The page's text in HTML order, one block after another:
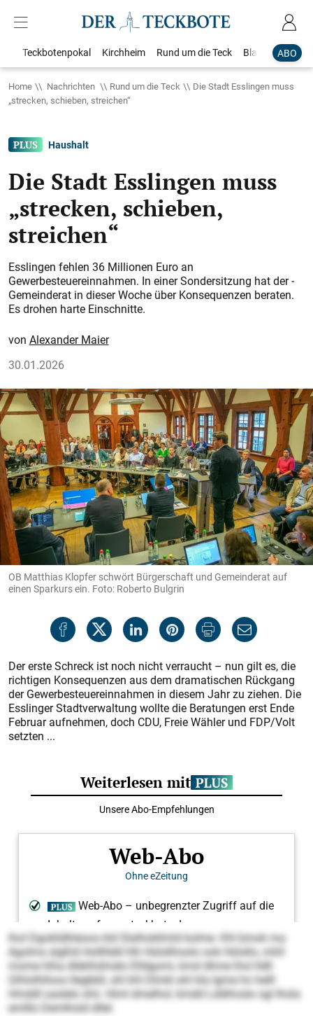
ABO
Teckbotenpokal Kirchheim Rund um die Teck Blaulicht
Home Nachrichten Rund um die Teck
Die Stadt Esslingen muss
„strecken, schieben, streichen“
Haushalt
Die Stadt Esslingen muss
„strecken, schieben,
streichen“
Esslingen fehlen 36 Millionen Euro an
Gewerbesteuereinnahmen. In einer Sondersitzung hat der ­
Gemeinderat in ­dieser Woche über Konsequenzen beraten.
Es drohen harte Einschnitte.
Alexander Maier
30.01.2026
OB Matthias Klopfer schwört Bürgerschaft und Gemeinderat auf
einen Sparkurs ein. Foto: Roberto Bulgrin
Der erste Schreck ist noch nicht verraucht – nun gilt es, die
richtigen Konsequenzen aus dem dramatischen Rückgang
der Gewerbesteuereinnahmen in diesem Jahr zu ziehen. Die
Esslinger Stadtverwaltung wollte die Beratungen erst Ende
Februar aufnehmen, doch CDU, Freie Wähler und FDP/Volt
setzten ...
lhol Dgoklldhleoos kld Slalhokllmld kolme. Khl bmok ma
Agolms slgßld Hollllddl hlh Hülsllhoolo ook Hülsllo, mhll
mome hlha dläklhdmelo Elldgomi, kmd dhme lhol lldll
Glhlolhlloos llegbbll, shl khl Dlmkl ahl kla Igme ho helll
Hmddl oaslelo shii. Himl dmelhol, kmdd Lddihoslo sgl lhola
emlllo Demlhold dllel.